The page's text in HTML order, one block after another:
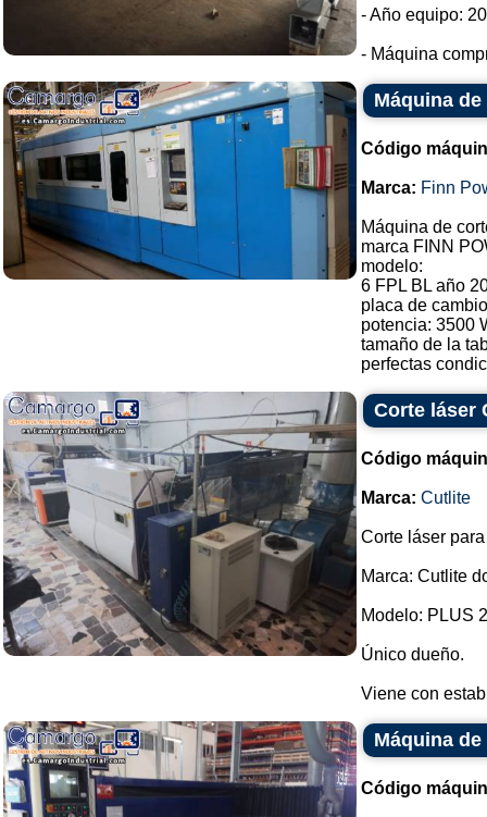
- Año equipo:
- Máquina
Máquina
Código
Marca: Finn
Máquina de
marca FINN
modelo:
6 FPL BL año
placa de
potencia: 3500
tamaño de la
perfectas
Corte láser
Código
Marca: Cutlite
Corte láser
Marca: Cutlite
Modelo: PLUS
Único dueño.
Viene con
Máquina
Código